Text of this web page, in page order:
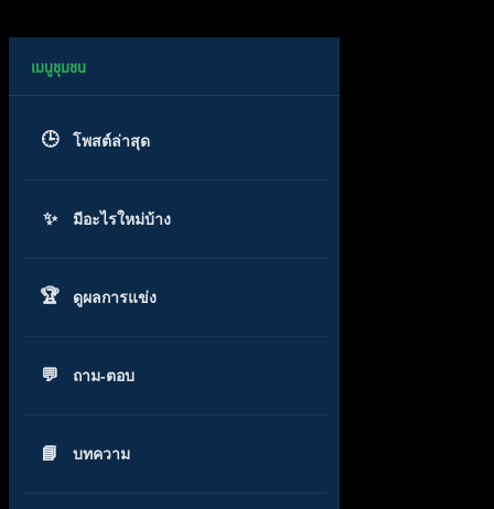
โพสต์ล่าสุด
มีอะไรใหม่บ้าง
ดูผลการแข่ง
ถาม-ตอบ
บทความ